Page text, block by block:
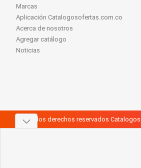
Marcas
Aplicación Catalogosofertas.com.co
Acerca de nosotros
Agregar catálogo
Noticias
Todos los derechos reservados